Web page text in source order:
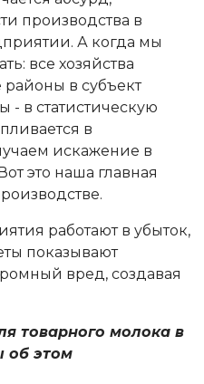
производства в
А когда мы
все хозяйства
в субъект
- в статистическую
в
искажение в
это наша главная
работают в убыток,
показывают
вред, создавая
товарного молока в
об этом